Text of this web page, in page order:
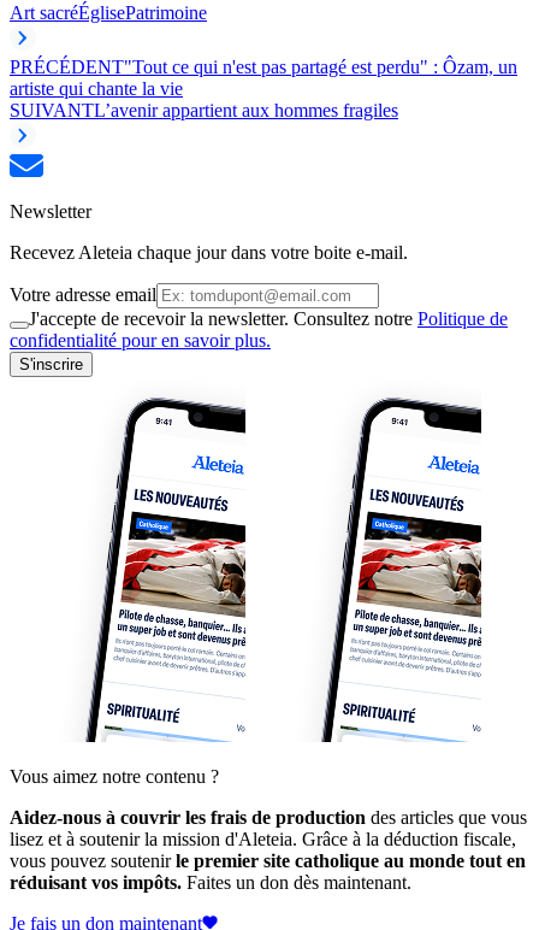
Art sacréÉglisePatrimoine
PRÉCÉDENT"Tout ce qui n'est pas partagé est perdu" : Ôzam, un
artiste qui chante la vie
SUIVANTL’avenir appartient aux hommes fragiles
Newsletter
Recevez Aleteia chaque jour dans votre boite e-mail.
Votre adresse email
J'accepte de recevoir la newsletter. Consultez notre Politique de
confidentialité pour en savoir plus.
S'inscrire
Vous aimez notre contenu ?
Aidez-nous à couvrir les frais de production des articles que vous
lisez et à soutenir la mission d'Aleteia. Grâce à la déduction fiscale,
vous pouvez soutenirle premier site catholique au monde tout en
réduisant vos impôts. Faites un don dès maintenant.
Je fais un don maintenant